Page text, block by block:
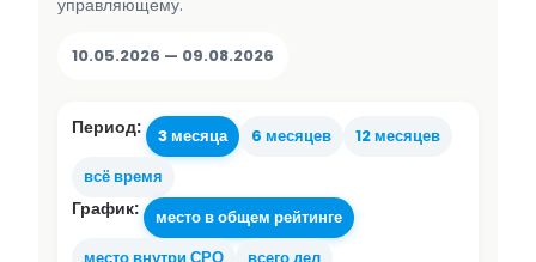
управляющему.
10.05.2026 — 09.08.2026
Период: 3 месяца 6 месяцев
12 месяцев
всё время
График:
место в общем рейтинге